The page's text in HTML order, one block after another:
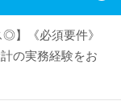
◎】《必須要件》
の実務経験をお